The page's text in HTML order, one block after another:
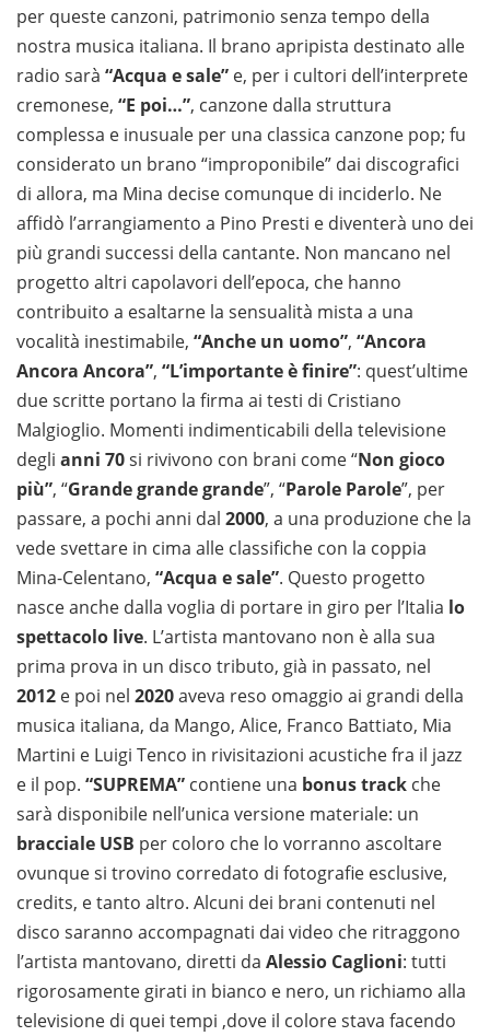
per queste canzoni, patrimonio senza tempo della
nostra musica italiana. Il brano apripista destinato alle
radio sarà “Acqua e sale” e, per i cultori dell’interprete
cremonese, “E poi…”, canzone dalla struttura
complessa e inusuale per una classica canzone pop; fu
considerato un brano “improponibile” dai discografici
di allora, ma Mina decise comunque di inciderlo. Ne
affidò l’arrangiamento a Pino Presti e diventerà uno dei
più grandi successi della cantante. Non mancano nel
progetto altri capolavori dell’epoca, che hanno
contribuito a esaltarne la sensualità mista a una
vocalità inestimabile, “Anche un uomo”, “Ancora
Ancora Ancora”, “L’importante è finire”: quest’ultime
due scritte portano la firma ai testi di Cristiano
Malgioglio. Momenti indimenticabili della televisione
degli anni 70si rivivono con brani come “Non gioco
più”, “Grande grande grande”, “Parole Parole”, per
passare, a pochi anni dal 2000, a una produzione che la
vede svettare in cima alle classifiche con la coppia
Mina-Celentano, “Acqua e sale”. Questo progetto
nasce anche dalla voglia di portare in giro per l’Italia lo
spettacolo live. L’artista mantovano non è alla sua
prima prova in un disco tributo, già in passato, nel
2012 e poi nel 2020aveva reso omaggio ai grandi della
musica italiana, da Mango, Alice, Franco Battiato, Mia
Martini e Luigi Tenco in rivisitazioni acustiche fra il jazz
e il pop. “SUPREMA” contiene una bonus track che
sarà disponibile nell’unica versione materiale: un
bracciale USB per coloro che lo vorranno ascoltare
ovunque si trovino corredato di fotografie esclusive,
credits, e tanto altro. Alcuni dei brani contenuti nel
disco saranno accompagnati dai video che ritraggono
l’artista mantovano, diretti da Alessio Caglioni: tutti
rigorosamente girati in bianco e nero, un richiamo alla
televisione di quei tempi ,dove il colore stava facendo